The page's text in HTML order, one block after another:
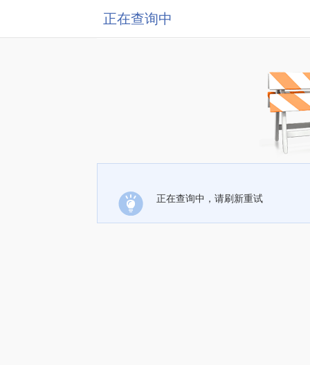
正在查询中
正在查询中，请刷新重试